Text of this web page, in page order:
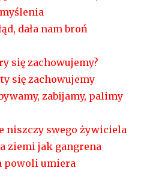
myślenia
dała nam broń
się zachowujemy?
się zachowujemy
zabijamy, palimy
niszczy swego żywiciela
ziemi jak gangrena
powoli umiera